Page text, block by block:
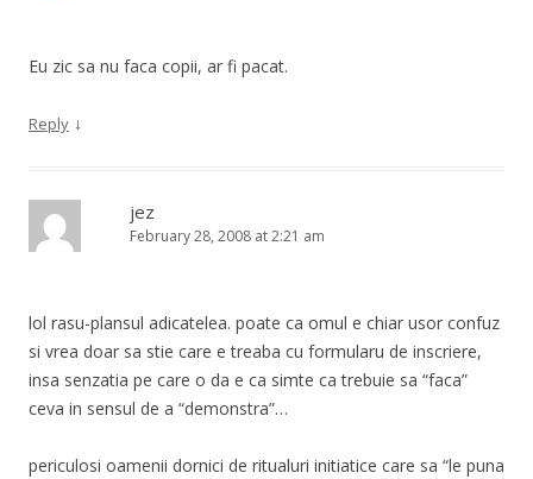
Eu zic sa nu faca copii, ar fi pacat.
Reply ↓
jez
February 28, 2008 at 2:21 am
lol rasu-plansul adicatelea. poate ca omul e chiar usor confuz
si vrea doar sa stie care e treaba cu formularu de inscriere,
insa senzatia pe care o da e ca simte ca trebuie sa “faca”
ceva in sensul de a “demonstra”…
periculosi oamenii dornici de ritualuri initiatice care sa “le puna